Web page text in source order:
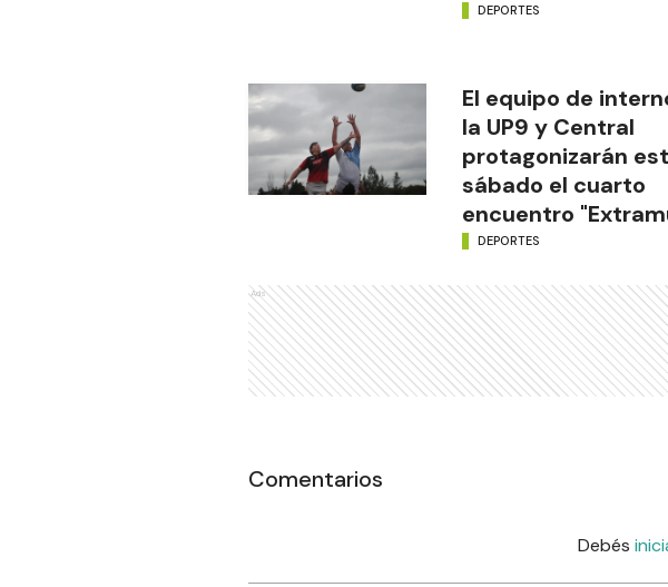
DEPORTES
El equipo de
la UP9 y Central
protagonizarán
sábado el cuarto
encuentro
DEPORTES
Ads
Comentarios
Debés